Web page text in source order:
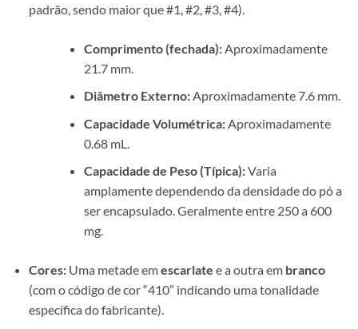
padrão, sendo maior que #1, #2, #3, #4).
Comprimento (fechada):Aproximadamente
21.7 mm.
Diâmetro Externo:Aproximadamente 7.6 mm.
Capacidade Volumétrica:Aproximadamente
0.68 mL.
Capacidade de Peso (Típica):Varia
amplamente dependendo da densidade do pó a
ser encapsulado. Geralmente entre 250 a 600
mg.
Cores:Uma metade emescarlate e a outra em branco
(com o código de cor “410” indicando uma tonalidade
específica do fabricante).